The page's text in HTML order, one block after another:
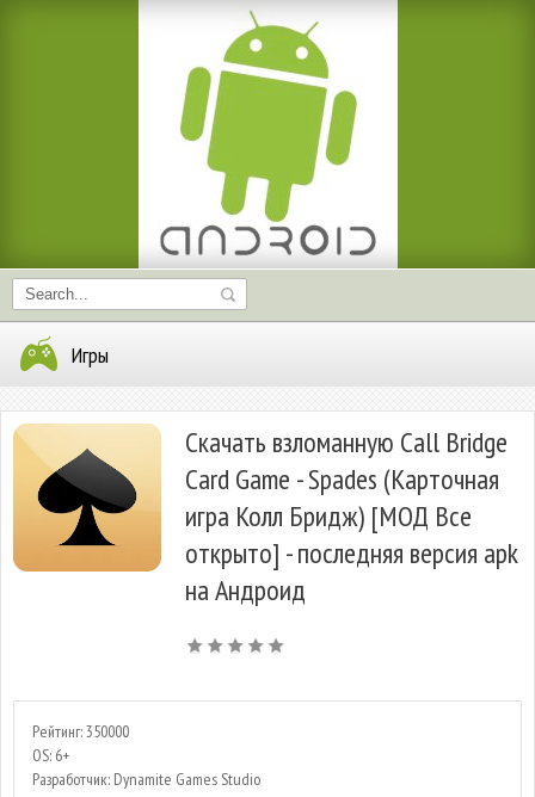
Игры
Скачать взломанную Call Bridge
Card Game - Spades (Карточная
игра Колл Бридж) [МОД Все
открыто] - последняя версия apk
на Андроид
Рейтинг: 350000
OS: 6+
Разработчик: Dynamite Games Studio